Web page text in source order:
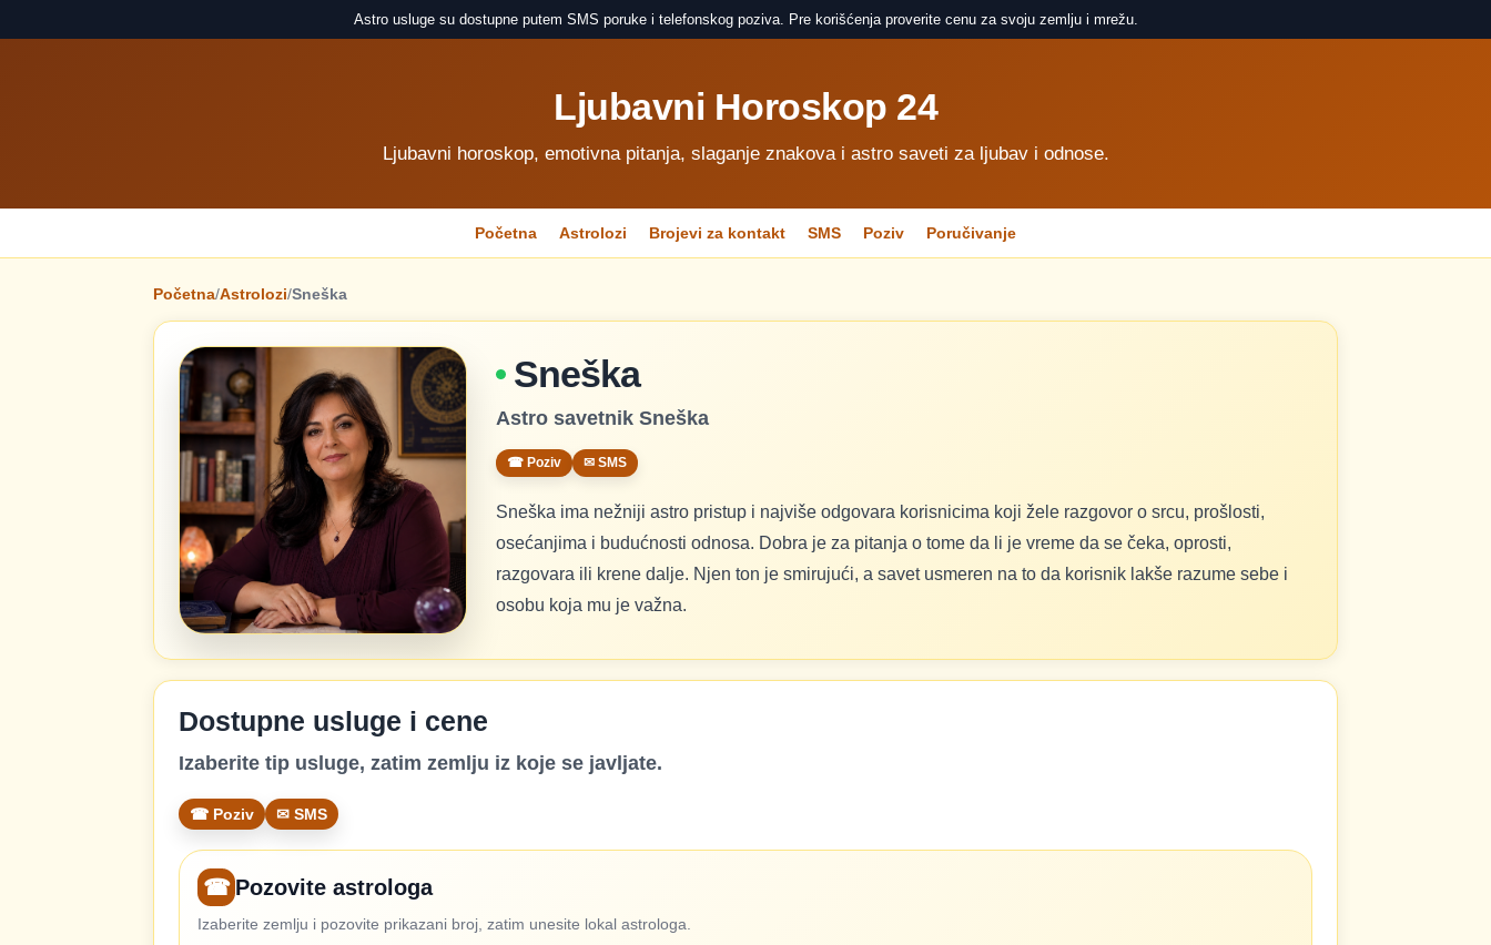
Astro usluge su dostupne putem SMS poruke i telefonskog poziva. Pre korišćenja proverite cenu za svoju zemlju i mrežu.
Ljubavni Horoskop 24
Ljubavni horoskop, emotivna pitanja, slaganje znakova i astro saveti za ljubav i odnose.
Početna Astrolozi Brojevi za kontakt SMS Poziv Poručivanje
Početna/Astrolozi/Sneška
Sneška
Astro savetnik Sneška
☎ Poziv ✉ SMS
Sneška ima nežniji astro pristup i najviše odgovara korisnicima koji žele razgovor o srcu, prošlosti,
osećanjima i budućnosti odnosa. Dobra je za pitanja o tome da li je vreme da se čeka, oprosti,
razgovara ili krene dalje. Njen ton je smirujući, a savet usmeren na to da korisnik lakše razume sebe i
osobu koja mu je važna.
Dostupne usluge i cene
Izaberite tip usluge, zatim zemlju iz koje se javljate.
☎ Poziv ✉ SMS
☎ Pozovite astrologa
Izaberite zemlju i pozovite prikazani broj, zatim unesite lokal astrologa.